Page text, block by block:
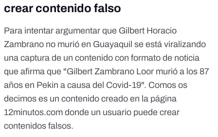
crear contenido falso
Para intentar argumentar que Gilbert Horacio
Zambrano no murió en Guayaquil se está viralizando
una captura de un contenido con formato de noticia
que afirma que "Gilbert Zambrano Loor murió a los 87
años en Pekin a causa del Covid-19". Comos os
decimos es un contenido creado en la página
12minutos.com donde un usuario puede crear
contenidos falsos.